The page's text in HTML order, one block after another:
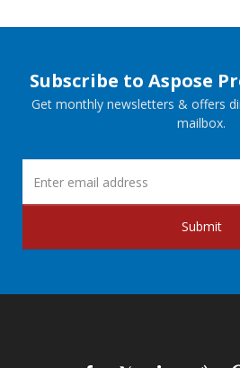
Subscribe to Aspose
Get monthly newsletters & offers
mailbox.
Submit